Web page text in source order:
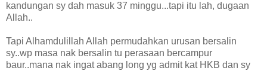
kandungan sy dah masuk 37 minggu...tapi itu lah, dugaan
Allah..
Tapi Alhamdulillah Allah permudahkan urusan bersalin
sy..wp masa nak bersalin tu perasaan bercampur
baur..mana nak ingat abang long yg admit kat HKB dan sy